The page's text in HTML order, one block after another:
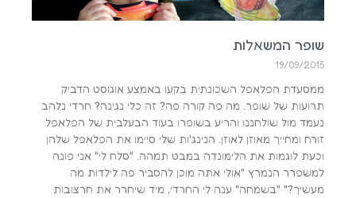
שופר המשאלות
19/09/2015
ממסעדת הפלאפל השכונתית בקעו באמצע אוגוסט הדביק
תרועות של שופר. מה פה קורה פה? זה כלי נגינה? חרדי נלהב
נעמד מול שולחננו והריע בשופרו בעוד הבעלבית של הפלאפל
זורח ומחייך מאוזן לאוזן. הנינג'ות שלי סיימו את הפלאפל שלהן
וכעת לוגמות את הלימונדה במבט תמהה. "סלח לי" אני פונה
למשפרר הנמרץ "אולי אתה מוכן להסביר פה לילדות מה
מעשיך?" "בשמחה" ענה לי החרדי, מיד שיחרר את חרצובות